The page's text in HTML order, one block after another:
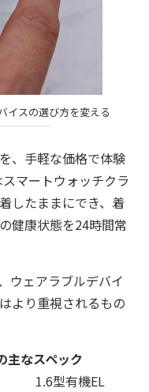
イスの選び方を変える
、手軽な価格で体験
マートウォッチクラ
したままにでき、着
健康状態を24時間常
ウェアラブルデバイ
より重視されるもの
主なスペック
1.6型有機EL